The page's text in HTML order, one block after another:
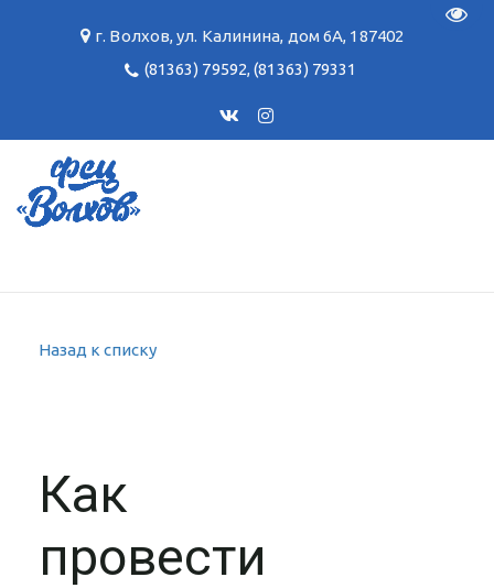
г. Волхов,ул. Калинина, дом 6А, 187402
(81363) 79592,(81363) 79331
Назад к списку
Как
провести